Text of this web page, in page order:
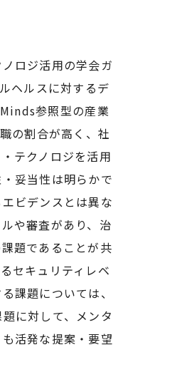
ロジ活用の学会ガ
ヘルスに対するデ
参照型の産業
の割合が高く、社
テクノロジを活用
妥当性は明らかで
ビデンスとは異な
や審査があり、治
題であることが共
セキュリティレベ
課題については、
に対して、メンタ
活発な提案・要望